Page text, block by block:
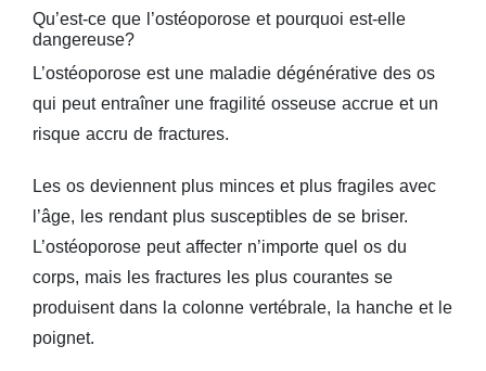
Qu’est-ce que l’ostéoporose et pourquoi est-elle
dangereuse?
L’ostéoporose est une maladie dégénérative des os
qui peut entraîner une fragilité osseuse accrue et un
risque accru de fractures.
Les os deviennent plus minces et plus fragiles avec
l’âge, les rendant plus susceptibles de se briser.
L’ostéoporose peut affecter n’importe quel os du
corps, mais les fractures les plus courantes se
produisent dans la colonne vertébrale, la hanche et le
poignet.